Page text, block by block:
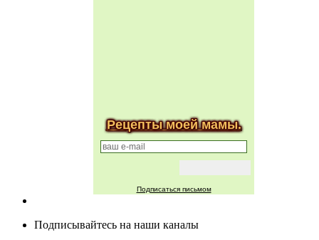
Рецепты моей мамы.
Подписаться письмом
Подписывайтесь на наши каналы